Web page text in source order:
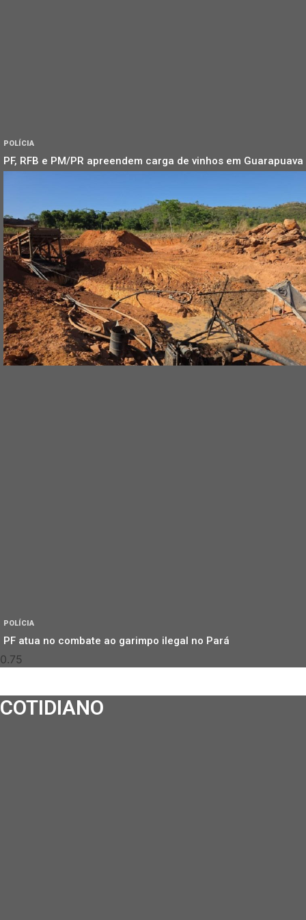
POLÍCIA
PF, RFB e PM/PR apreendem carga de vinhos em Guarapuava
POLÍCIA
PF atua no combate ao garimpo ilegal no Pará
COTIDIANO